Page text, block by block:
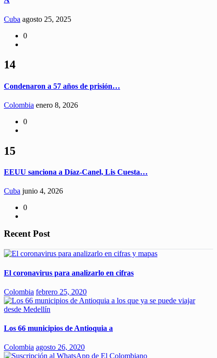
Cuba agosto 25, 2025
0
14
Condenaron a 57 años de prisión…
Colombia enero 8, 2026
0
15
EEUU sanciona a Díaz-Canel, Lis Cuesta…
Cuba junio 4, 2026
0
Recent Post
El coronavirus para analizarlo en cifras
Colombia febrero 25, 2020
Los 66 municipios de Antioquia a
Colombia agosto 26, 2020